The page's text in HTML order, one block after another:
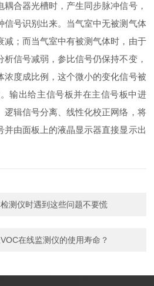
合器光槽时，产生同步脉冲信号，
信号识别出来。当气室中无被测气体
减；而当气室中有被测气体时，由于
信号减弱，参比信号仍保持不变，
浓度成比例，这个微小的变化信号被
输出给主信号板并在主信号板中进
逻辑信号分离、线性化校正网络，将
并由面板上的液晶显示器直接显示出
测仪时遇到这些问题不要慌
在线监测仪的使用寿命？